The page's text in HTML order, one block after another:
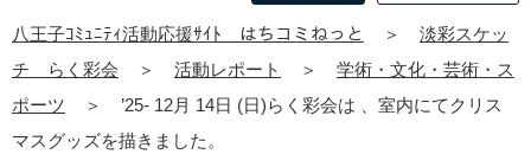
八王子ｺﾐｭﾆﾃｨ活動応援ｻｲﾄ はちコミねっと ＞
淡彩スケッ
チ らく彩会
＞ 活動レポート ＞
学術・文化・芸術・ス
ポーツ
＞
’25- 12月 14日 (日)らく彩会は 、室内にてクリス
マスグッズを描きました。